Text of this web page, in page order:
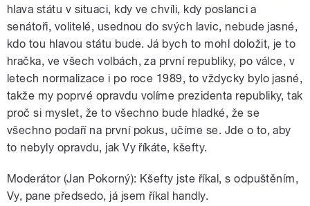
hlava státu v situaci, kdy ve chvíli, kdy poslanci a
senátoři, volitelé, usednou do svých lavic, nebude jasné,
kdo tou hlavou státu bude. Já bych to mohl doložit, je to
hračka, ve všech volbách, za první republiky, po válce, v
letech normalizace i po roce 1989, to vždycky bylo jasné,
takže my poprvé opravdu volíme prezidenta republiky, tak
proč si myslet, že to všechno bude hladké, že se
všechno podaří na první pokus, učíme se. Jde o to, aby
to nebyly opravdu, jak Vy říkáte, kšefty.
Moderátor (Jan Pokorný): Kšefty jste říkal, s odpuštěním,
Vy, pane předsedo, já jsem říkal handly.